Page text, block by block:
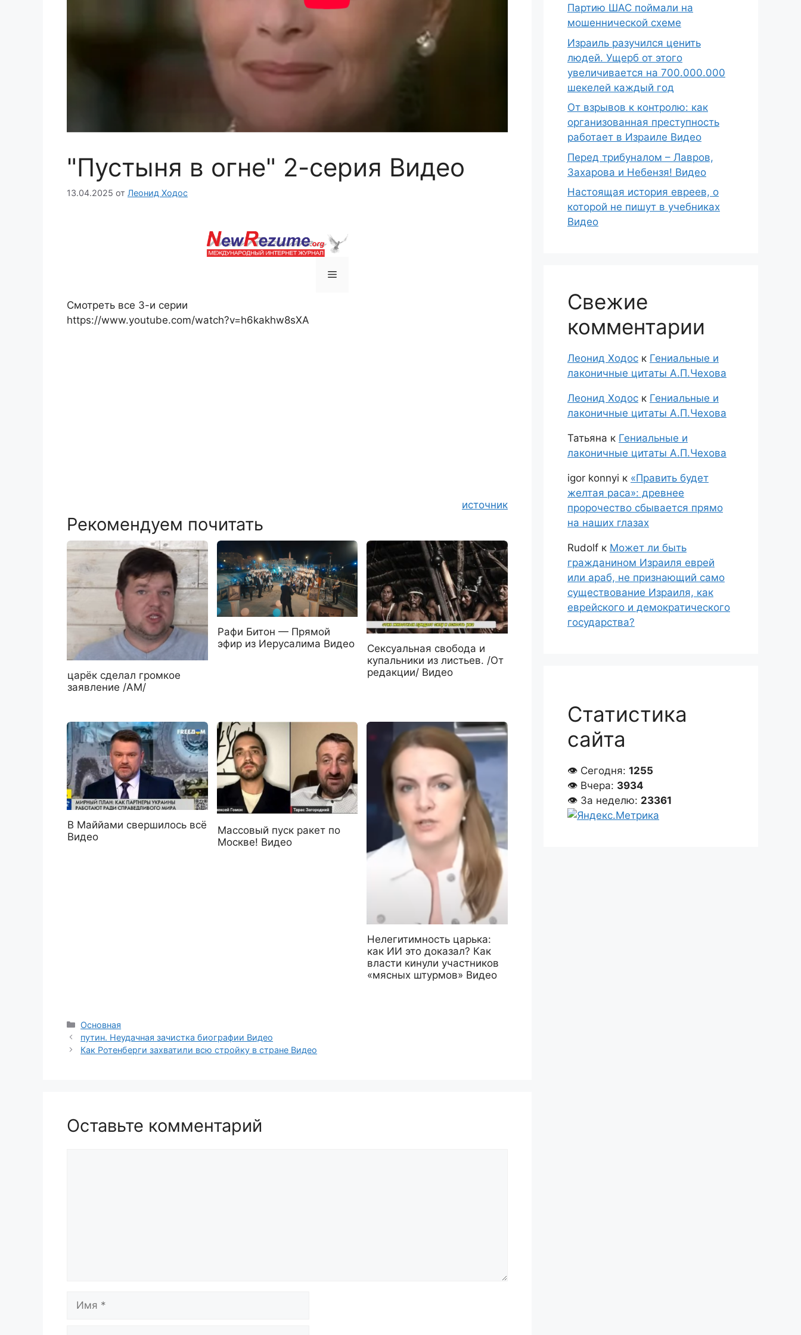
"Пустыня в огне" 2-серия Видео
13.04.2025 от Леонид Ходос
Смотреть все 3-и серии
https://www.youtube.com/watch?v=h6kakhw8sXA
источник
Рекомендуем почитать
царёк сделал громкое
заявление /АМ/
Рафи Битон — Прямой
эфир из Иерусалима Видео
Сексуальная свобода и
купальники из листьев. /От
редакции/ Видео
В Маййами свершилось всё
Видео
Массовый пуск ракет по
Москве! Видео
Нелегитимность царька:
как ИИ это доказал? Как
власти кинули участников
«мясных штурмов» Видео
Рубрики
Основная
путин. Неудачная зачистка биографии Видео
Как Ротенберги захватили всю стройку в стране Видео
Оставьте комментарий
Партию ШАС поймали на
мошеннической схеме
Израиль разучился ценить
людей. Ущерб от этого
увеличивается на 700.000.000
шекелей каждый год
От взрывов к контролю: как
организованная преступность
работает в Израиле Видео
Перед трибуналом – Лавров,
Захарова и Небензя! Видео
Настоящая история евреев, о
которой не пишут в учебниках
Видео
Свежие
комментарии
Леонид Ходос к Гениальные и
лаконичные цитаты А.П.Чехова
Леонид Ходос к Гениальные и
лаконичные цитаты А.П.Чехова
Татьяна к Гениальные и
лаконичные цитаты А.П.Чехова
igor konnyi к «Править будет
желтая раса»: древнее
пророчество сбывается прямо
на наших глазах
Rudolf к Может ли быть
гражданином Израиля еврей
или араб, не признающий само
существование Израиля, как
еврейского и демократического
государства?
Статистика
сайта
👁 Сегодня: 1255
👁 Вчера: 3934
👁 За неделю: 23361